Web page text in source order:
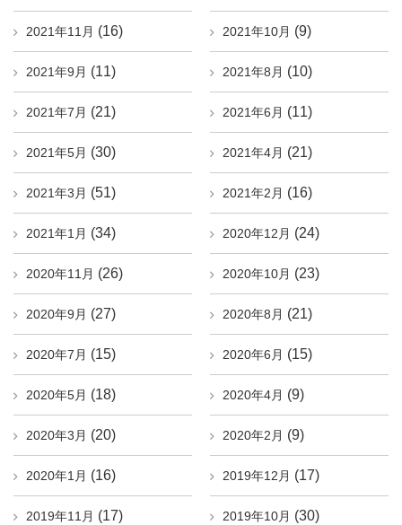
2021年11月 (16) 2021年10月 (9)
2021年9月 (11) 2021年8月 (10)
2021年7月 (21) 2021年6月 (11)
2021年5月 (30) 2021年4月 (21)
2021年3月 (51) 2021年2月 (16)
2021年1月 (34) 2020年12月 (24)
2020年11月 (26) 2020年10月 (23)
2020年9月 (27) 2020年8月 (21)
2020年7月 (15) 2020年6月 (15)
2020年5月 (18) 2020年4月 (9)
2020年3月 (20) 2020年2月 (9)
2020年1月 (16) 2019年12月 (17)
2019年11月 (17) 2019年10月 (30)